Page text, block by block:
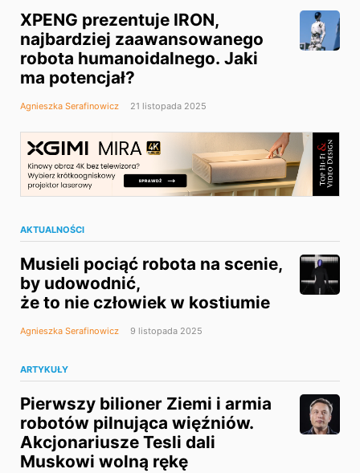
XPENG prezentuje IRON,
najbardziej zaawansowanego
robota humanoidalnego. Jaki
ma potencjał?
Agnieszka Serafinowicz 21 listopada 2025
AKTUALNOŚCI
Musieli pociąć robota na scenie,
by udowodnić,
że to nie człowiek w kostiumie
Agnieszka Serafinowicz 9 listopada 2025
ARTYKUŁY
Pierwszy bilioner Ziemi i armia
robotów pilnująca więźniów.
Akcjonariusze Tesli dali
Muskowi wolną rękę